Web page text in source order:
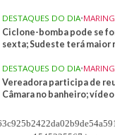
DESTAQUES DO DIA•
Ciclone-bomba pode se
sexta; Sudeste terá maior
DESTAQUES DO DIA•
Vereadora participa de
Câmara no banheiro; vídeo